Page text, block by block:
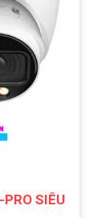
SIÊU